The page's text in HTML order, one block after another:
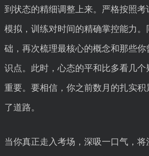
到状态的精细调整上来。严格按照
模拟，训练对时间的精确掌控能力。
础，再次梳理最核心的概念和那些你
识点。此时，心态的平和比多看几个
重要。要相信，你之前数月的扎实
了道路。
当你真正走入考场，深吸一口气，将